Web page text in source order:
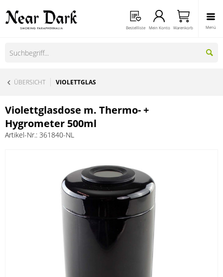
Menü
Bestellliste Mein Konto Warenkorb
ÜBERSICHT VIOLETTGLAS
Violettglasdose m. Thermo- +
Hygrometer 500ml
Artikel-Nr.: 361840-NL